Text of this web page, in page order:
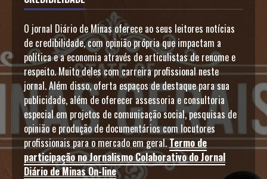
O jornal Diário de Minas oferece ao seus leitores notícias
de credibilidade, com opinião própria que impactam a
política e a economia através de articulistas de renome e
respeito. Muito deles com carreira profissional neste
jornal. Além disso, oferta espaços de destaque para sua
publicidade, além de oferecer assessoria e consultoria
especial em projetos de comunicação social, pesquisas de
opinião e produção de documentários com locutores
profissionais para o mercado em geral.Termo de
participação no Jornalismo Colaborativo do Jornal
Diário de Minas On-line